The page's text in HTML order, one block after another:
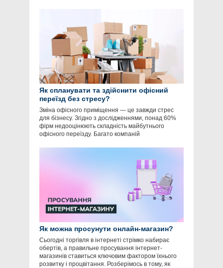
Як спланувати та здійснити офісний
переїзд без стресу?
Зміна офісного приміщення — це завжди стрес
для бізнесу. Згідно з дослідженнями, понад 60%
фірм недооцінюють складність майбутнього
офісного переїзду. Багато компаній
Як можна просунути онлайн-магазин?
Сьогодні торгівля в інтернеті стрімко набирає
обертів, а правильне просування інтернет-
магазинів ставиться ключовим фактором їхнього
розвитку і процвітання. Розберімось в тому, як